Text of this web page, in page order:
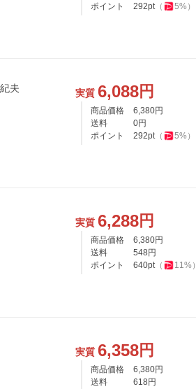
ポイント
292pt（ 5%）
夫 実質 6,088円
商品価格 6,380円
送料
0円
ポイント
292pt（ 5%）
実質 6,288円
商品価格 6,380円
送料
548 円
ポイント
640pt（ 11%）
実質 6,358円
商品価格 6,380円
送料
618 円